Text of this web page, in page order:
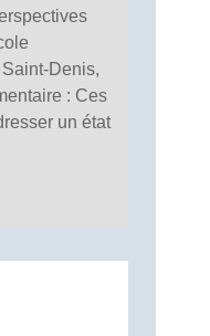
Denis,
: Ces
un état